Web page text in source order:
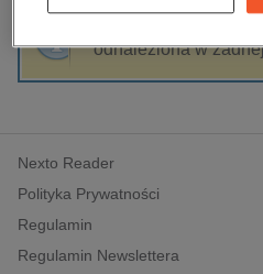
edukacja
hobby, sport, rozrywka
komputery, internet,
polityka, społeczno-
psychologiczne
inne
popularno-naukowe
odnaleziona w
Nexto Reader
Polityka Prywatności
Regulamin
Regulamin Newslettera